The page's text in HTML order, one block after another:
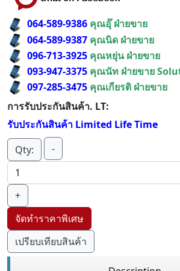
064-589-9386 คุณอุ๊ ฝ่ายขาย
064-589-9387 คุณนิด ฝ่ายขาย
096-713-3925 คุณหยุ่น ฝ่ายขาย
093-947-3375 คุณนัท ฝ่ายขาย
097-285-3475 คุณเกียรติ ฝ่ายขาย
การรับประกันสินค้า. LT:
รับประกันสินค้า Limited Life Time
Qty:
-
+
จัดทำราคาพิเศษ
เปรียบเทียบสินค้า